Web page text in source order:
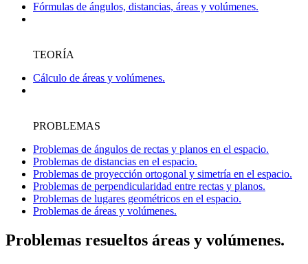
Fórmulas de ángulos, distancias, áreas y volúmenes.
TEORÍA
Cálculo de áreas y volúmenes.
PROBLEMAS
Problemas de ángulos de rectas y planos en el espacio.
Problemas de distancias en el espacio.
Problemas de proyección ortogonal y simetría en el espacio.
Problemas de perpendicularidad entre rectas y planos.
Problemas de lugares geométricos en el espacio.
Problemas de áreas y volúmenes.
Problemas resueltos áreas y volúmenes.